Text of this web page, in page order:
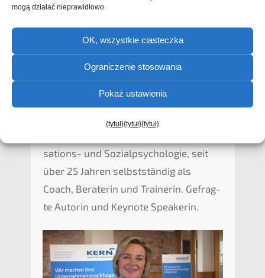
mogą działać nieprawidłowo.
OK, wszystkie ciasteczka
Ograniczenie stosowania
Pokaż ustawienia
{tytuł}{tytuł}{tytuł}
Dowiedz się więcej
Prof. Dr. Lioba Werth
sa­ti­ons- und Sozial­psy­cho­lo­gie, seit
über 25 Jahren selbst­stän­dig als
Coach, Berate­rin und Traine­rin. Gefrag­
te Autorin und Keynote Speakerin.